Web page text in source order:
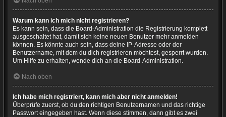
Warum kann ich mich nicht registrieren?
Es kann sein, dass die Board-Administration die Registrierung komplett
ausgeschaltet hat, damit sich keine neuen Benutzer mehr anmelden
können. Es könnte auch sein, dass deine IP-Adresse oder der
Benutzername, mit dem du dich registrieren möchtest, gesperrt wurden.
Um Hilfe zu erhalten, wende dich an die Board-Administration.
Nach oben
Ich habe mich registriert, kann mich aber nicht anmelden!
Überprüfe zuerst, ob du den richtigen Benutzernamen und das richtige
Passwort eingegeben hast. Wenn diese stimmen, dann gibt es zwei